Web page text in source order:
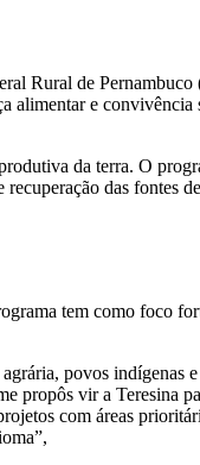
Rural de
alimentar e convivência
da terra. O
das fontes
tem como foco
povos indígenas
propôs vir a Teresina
com áreas